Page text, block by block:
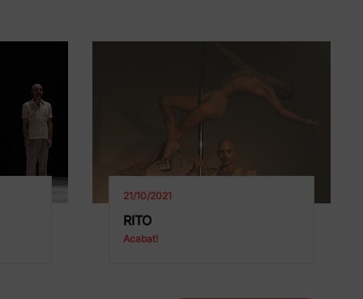
21/10/2021
RITO
Acabat!